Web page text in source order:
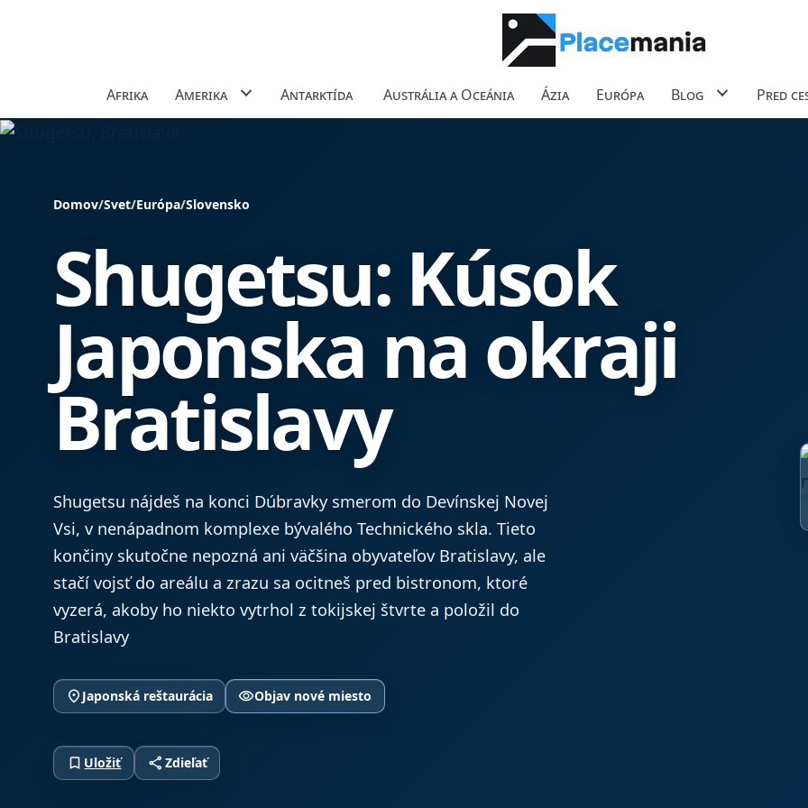
Afrika Amerika Antarktída Austrália a Oceánia Ázia Európa Blog Pred
Domov/Svet/Európa/Slovensko
Shugetsu: Kúsok
Japonska na okraji
Bratislavy
Shugetsu nájdeš na konci Dúbravky smerom do Devínskej Novej
Vsi, v nenápadnom komplexe bývalého Technického skla. Tieto
končiny skutočne nepozná ani väčšina obyvateľov Bratislavy, ale
stačí vojsť do areálu a zrazu sa ocitneš pred bistronom, ktoré
vyzerá, akoby ho niekto vytrhol z tokijskej štvrte a položil do
Bratislavy
place Japonská reštaurácia visibilityObjav nové miesto
bookmark_border Uložiť share Zdieľať